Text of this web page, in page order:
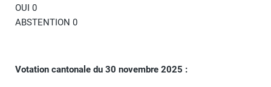
OUI 0
ABSTENTION 0
Votation cantonale du 30 novembre 2025 :